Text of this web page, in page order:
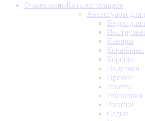
О компанииКаталог товаров
Аксессуары для
Ведро для
Камеры
Кораблики
Коробки
Подсачки
Прочие
Ракеты
Раколовки
Рогатки
Садки